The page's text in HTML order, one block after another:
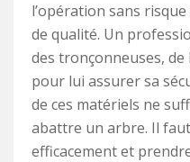
l’opération sans
de qualité. Un
des tronçonneuses,
pour lui assurer sa
de ces matériels ne
abattre un arbre. Il
efficacement et